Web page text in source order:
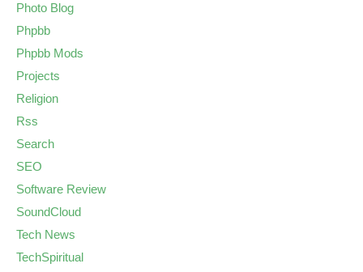
Photo Blog
Phpbb
Phpbb Mods
Projects
Religion
Rss
Search
SEO
Software Review
SoundCloud
Tech News
TechSpiritual